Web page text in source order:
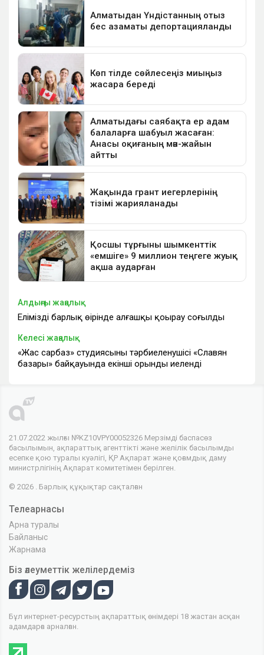
Алдыңғы жаңалық
Еліміздің барлық өңірінде алғашқы қоңырау соғылды
Келесі жаңалық
«Жас сарбаз» студиясының тәрбиеленушісі «Славян
базары» байқауында екінші орынды иеленді
21.07.2022 жылғы №KZ10VPY00052326 Мерзімді баспасөз
басылымын, ақпараттық агенттікті және желілік басылымды
есепке қою туралы куәлігі, ҚР Ақпарат және қоғамдық даму
министрлігінің Ақпарат комитетімен берілген.
© 2026 . Барлық құқықтар сақталған
Телеарнасы
Арна туралы
Байланыс
Жарнама
Біз әлеуметтік желілердеміз
Бұл интернет-ресурстың ақпараттық өнімдері 18 жастан асқан
адамдарға арналған.